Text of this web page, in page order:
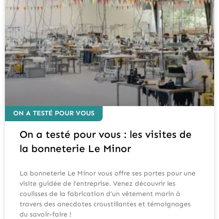
ON A TESTÉ POUR VOUS
On a testé pour vous : les visites de
la bonneterie Le Minor
La bonneterie Le Minor vous offre ses portes pour une
visite guidée de l’entreprise. Venez découvrir les
coulisses de la fabrication d’un vêtement marin à
travers des anecdotes croustillantes et témoignages
du savoir-faire !